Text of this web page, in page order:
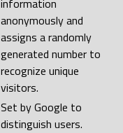
information
anonymously and
assigns a randomly
generated number to
recognize unique
visitors.
Set by Google to
distinguish users.